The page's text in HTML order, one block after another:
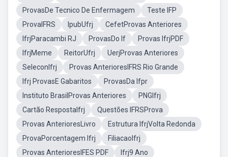
ProvasDe Tecnico De Enfermagem
Teste IFP
ProvaIFRS
IpubUfrj
CefetProvas Anteriores
IfrjParacambi RJ
ProvasDo If
Provas IfrjPDF
IfrjMeme
ReitorUfrj
UerjProvas Anteriores
SeleconIfrj
Provas AnterioresIFRS Rio Grande
Ifrj ProvasE Gabaritos
ProvasDa Ifpr
Instituto BrasilProvas Anteriores
PNGIfrj
Cartão RespostaIfrj
Questões IFRSProva
Provas AnterioresLivro
Estrutura IfrjVolta Redonda
ProvaPorcentagem Ifrj
FiliacaoIfrj
Provas AnterioresIFES PDF
Ifrj9 Ano